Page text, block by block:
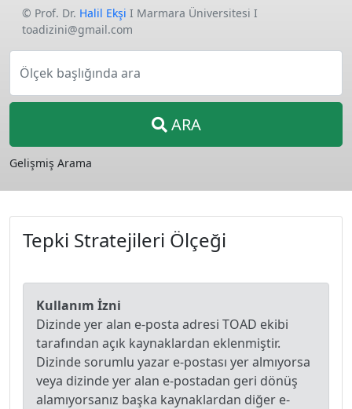
© Prof. Dr. Halil Ekşi I Marmara Üniversitesi I
toadizini@gmail.com
Ölçek başlığında ara
ARA
Gelişmiş Arama
Tepki Stratejileri Ölçeği
Kullanım İzni
Dizinde yer alan e-posta adresi TOAD ekibi
tarafından açık kaynaklardan eklenmiştir.
Dizinde sorumlu yazar e-postası yer almıyorsa
veya dizinde yer alan e-postadan geri dönüş
alamıyorsanız başka kaynaklardan diğer e-